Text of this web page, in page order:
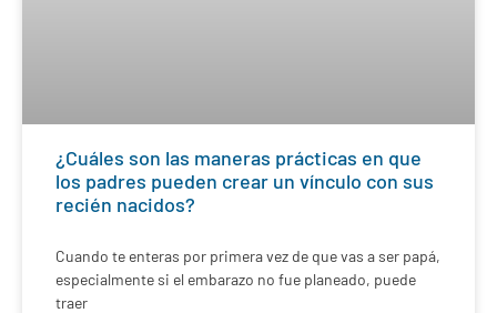
¿Cuáles son las maneras prácticas en que
los padres pueden crear un vínculo con sus
recién nacidos?
Cuando te enteras por primera vez de que vas a ser papá,
especialmente si el embarazo no fue planeado, puede
traer